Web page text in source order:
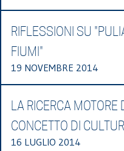
RIFLESSIONI SU
FIUMI"
19 NOVEMBRE 2014
LA RICERCA MOTORE
CONCETTO DI
16 LUGLIO 2014